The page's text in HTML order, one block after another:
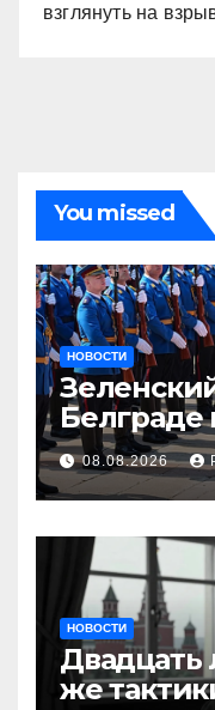
взглянуть на
You missed
НОВОСТИ
Белграде
Вучичем
08.08.2026
НОВОСТИ
Двадцать
же